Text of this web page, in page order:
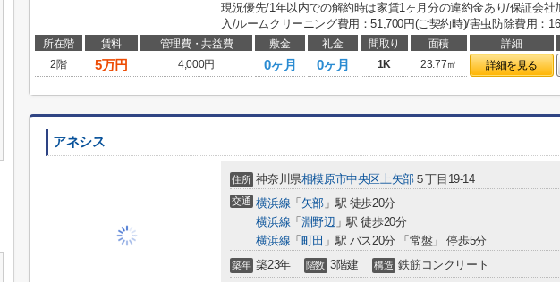
現況優先/1年以内での解約時は家賃1ヶ月分の違約金あり/保証会社
入/ルームクリーニング費用：51,700円(ご契約時)/害虫防除費用：
所在階 賃料 管理費・共益費 敷金 礼金 間取り 面積 詳細
2階
5万円 4,000円 0ヶ月 0ヶ月 1K 23.77㎡ 詳細を見る
アネシス
住所 神奈川県相模原市中央区上矢部５丁目19-14
交通 横浜線 「 矢部 」駅 徒歩20分
横浜線 「 淵野辺 」駅 徒歩20分
横浜線 「 町田 」駅 バス20分 「常盤」 停歩5分
築年 築23年 階数 3階建 構造 鉄筋コンクリート